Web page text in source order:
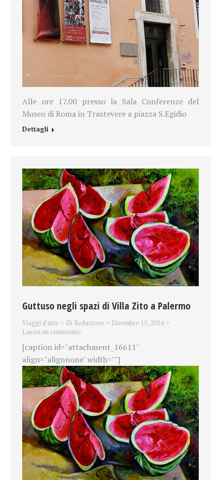
Alle ore 17.00 presso la Sala Conferenze del
Museo di Roma in Trastevere a piazza S.Egidio
Dettagli
Guttuso negli spazi di Villa Zito a Palermo
Viaggi d'arte Di Redazione
Dicembre 15, 2016
Lascia un commento
[caption id="attachment_16611"
align="alignnone" width=""]